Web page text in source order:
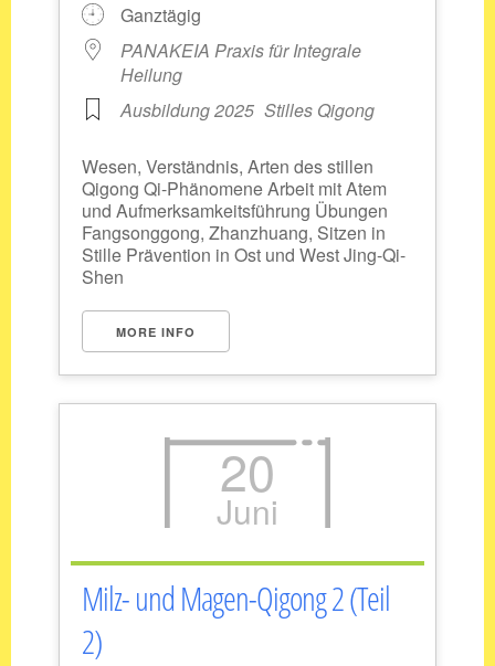
Ganztägig
PANAKEIA Praxis für Integrale
Heilung
Ausbildung 2025 Stilles Qigong
Wesen, Verständnis, Arten des stillen
Qigong Qi-Phänomene Arbeit mit Atem
und Aufmerksamkeitsführung Übungen
Fangsonggong, Zhanzhuang, Sitzen in
Stille Prävention in Ost und West Jing-Qi-
Shen
MORE INFO
20
Juni
Milz- und Magen-Qigong 2 (Teil
2)